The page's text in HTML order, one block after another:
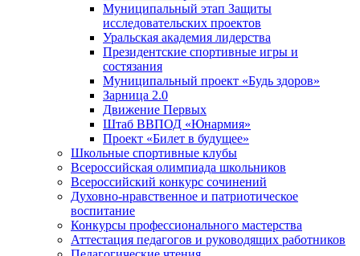
Муниципальный этап Защиты
исследовательских проектов
Уральская академия лидерства
Президентские спортивные игры и
состязания
Муниципальный проект «Будь здоров»
Зарница 2.0
Движение Первых
Штаб ВВПОД «Юнармия»
Проект «Билет в будущее»
Школьные спортивные клубы
Всероссийская олимпиада школьников
Всероссийский конкурс сочинений
Духовно-нравственное и патриотическое
воспитание
Конкурсы профессионального мастерства
Аттестация педагогов и руководящих работников